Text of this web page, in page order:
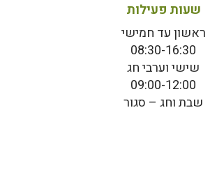
שעות פעילות
ראשון עד חמישי
08:30-16:30
שישי וערבי חג
09:00-12:00
שבת וחג – סגור